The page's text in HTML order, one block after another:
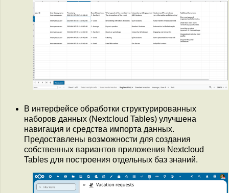
В интерфейсе обработки структурированных
наборов данных (Nextcloud Tables) улучшена
навигация и средства импорта данных.
Предоставлены возможности для создания
собственных вариантов приложения Nextcloud
Tables для построения отдельных баз знаний.